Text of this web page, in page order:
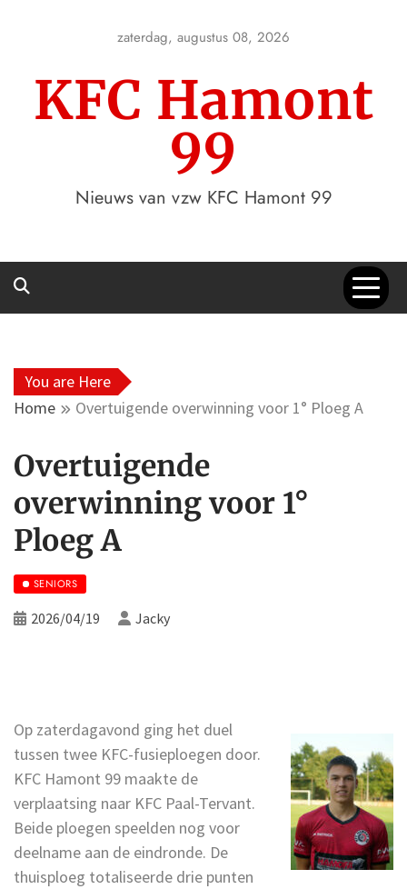
zaterdag, augustus 08, 2026
KFC Hamont
99
Nieuws van vzw KFC Hamont 99
You are Here
Home
Overtuigende overwinning voor 1° Ploeg A
Overtuigende
overwinning voor 1°
Ploeg A
SENIORS
2026/04/19 Jacky
Op zaterdagavond ging het duel
tussen twee KFC-fusieploegen door.
KFC Hamont 99 maakte de
verplaatsing naar KFC Paal-Tervant.
Beide ploegen speelden nog voor
deelname aan de eindronde. De
thuisploeg totaliseerde drie punten